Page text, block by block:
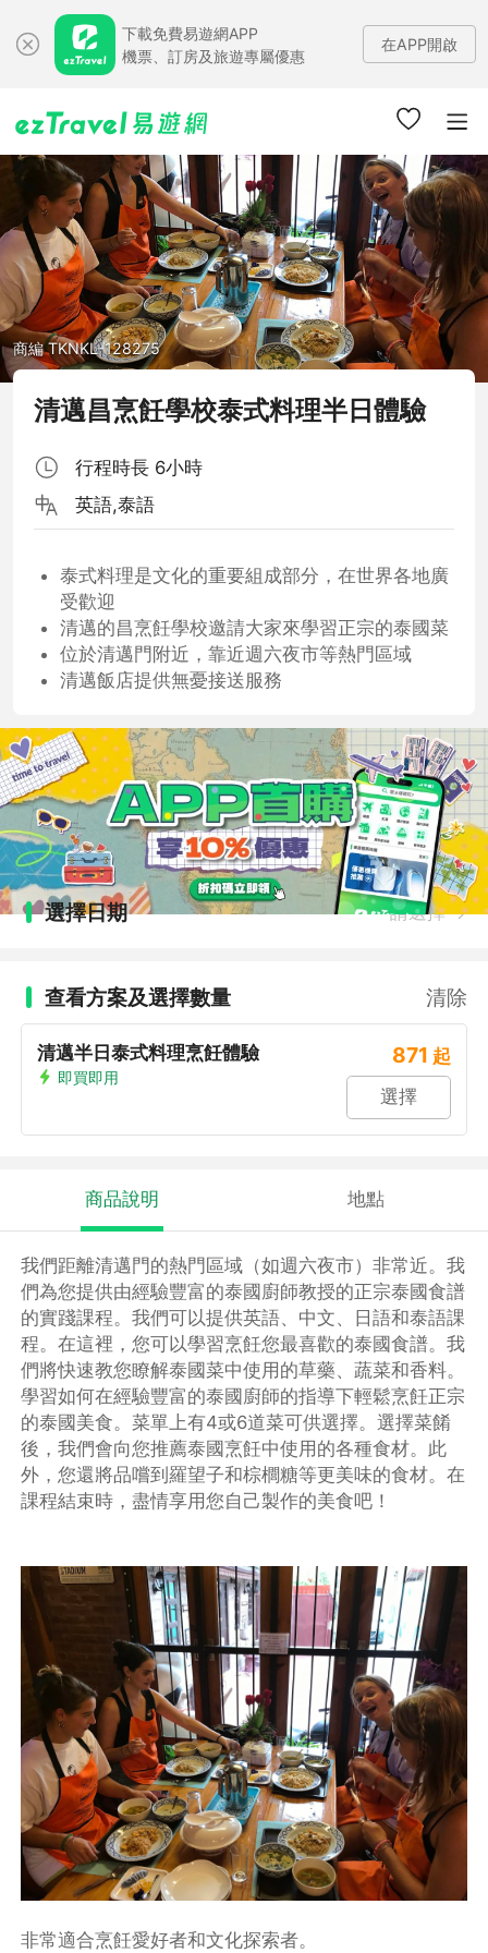
下載免費易遊網APP
機票、訂房及旅遊專屬優惠
在APP開啟
商編 TKNKL-128275
清邁昌烹飪學校泰式料理半日體驗
行程時長 6小時
英語,泰語
泰式料理是文化的重要組成部分，在世界各地廣
受歡迎
清邁的昌烹飪學校邀請大家來學習正宗的泰國菜
位於清邁門附近，靠近週六夜市等熱門區域
清邁飯店提供無憂接送服務
選擇日期 請選擇
查看方案及選擇數量 清除
清邁半日泰式料理烹飪體驗
即買即用
871 起
選擇
商品說明 地點
我們距離清邁門的熱門區域（如週六夜市）非常近。我
們為您提供由經驗豐富的泰國廚師教授的正宗泰國食譜
的實踐課程。我們可以提供英語、中文、日語和泰語課
程。在這裡，您可以學習烹飪您最喜歡的泰國食譜。我
們將快速教您瞭解泰國菜中使用的草藥、蔬菜和香料。
學習如何在經驗豐富的泰國廚師的指導下輕鬆烹飪正宗
的泰國美食。菜單上有4或6道菜可供選擇。選擇菜餚
後，我們會向您推薦泰國烹飪中使用的各種食材。此
外，您還將品嚐到羅望子和棕櫚糖等更美味的食材。在
課程結束時，盡情享用您自己製作的美食吧！
非常適合烹飪愛好者和文化探索者。